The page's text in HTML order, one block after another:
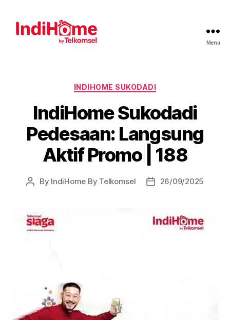
Menu
INDIHOME SUKODADI
IndiHome Sukodadi
Pedesaan: Langsung
Aktif Promo | 188
By IndiHome By Telkomsel 26/09/2025